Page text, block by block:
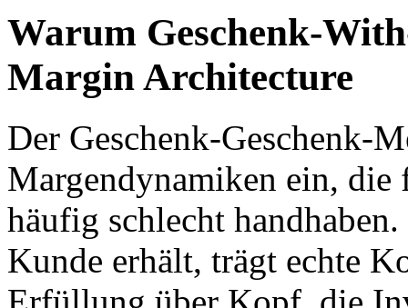
Warum Geschenk-
Margin Architecture
Der Geschenk-Geschenk-
Margendynamiken ein, die
häufig schlecht
Kunde erhält, trägt echte